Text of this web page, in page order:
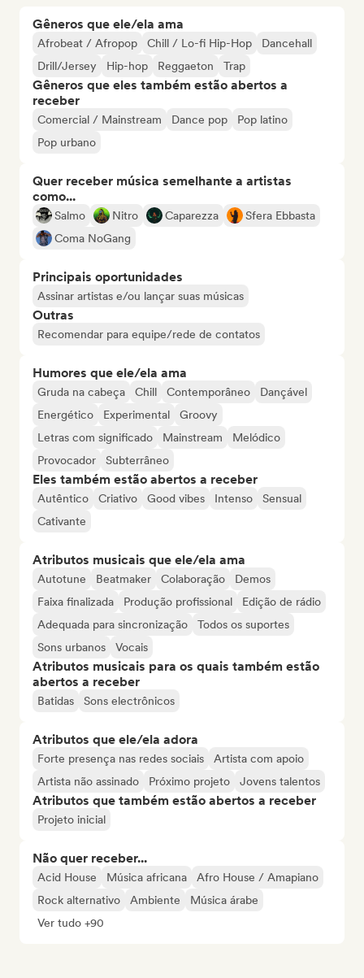
Gêneros que ele/ela ama
Afrobeat / Afropop Chill / Lo-fi Hip-Hop
Dancehall
Drill/Jersey
Hip-hop Reggaeton Trap
Gêneros que eles também estão abertos a
receber
Comercial / Mainstream Dance pop
Pop latino
Pop urbano
Quer receber música semelhante a artistas
como...
Salmo Nitro Caparezza
Sfera Ebbasta
Coma NoGang
Principais oportunidades
Assinar artistas e/ou lançar suas músicas
Outras
Recomendar para equipe/rede de contatos
Humores que ele/ela ama
Gruda na cabeça Chill Contemporâneo
Dançável
Energético
Experimental
Groovy
Letras com significado
Mainstream
Melódico
Provocador
Subterrâneo
Eles também estão abertos a receber
Autêntico Criativo Good vibes Intenso
Sensual
Cativante
Atributos musicais que ele/ela ama
Autotune Beatmaker Colaboração
Demos
Faixa finalizada
Produção profissional
Edição de rádio
Adequada para sincronização
Todos os suportes
Sons urbanos
Vocais
Atributos musicais para os quais também estão
abertos a receber
Batidas Sons electrônicos
Atributos que ele/ela adora
Forte presença nas redes sociais
Artista com apoio
Artista não assinado
Próximo projeto Jovens talentos
Atributos que também estão abertos a receber
Projeto inicial
Não quer receber...
Acid House Música africana
Afro House / Amapiano
Rock alternativo
Ambiente
Música árabe
Ver tudo +90